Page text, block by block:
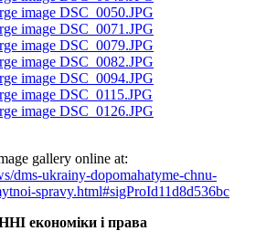
gallery online at:
dms-ukrainy-dopomahatyme-chnu-
spravy.html#sigProId11d8d536bc
економіки і права